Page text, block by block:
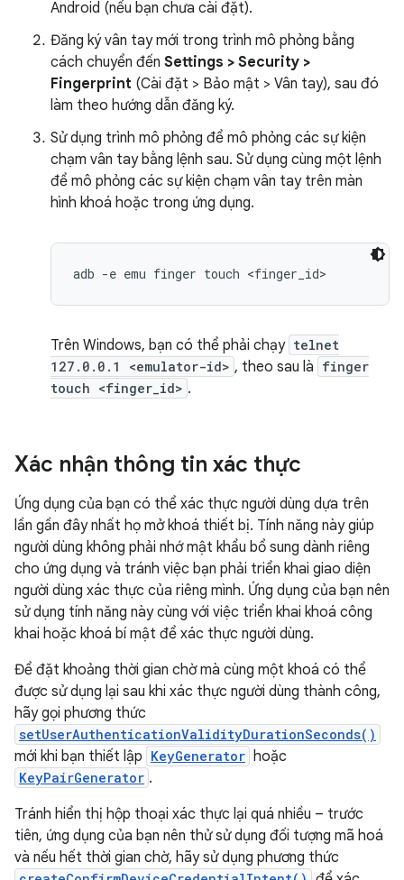
Android (nếu bạn chưa cài đặt).
Đăng ký vân tay mới trong trình mô phỏng bằng
cách chuyển đến Settings > Security >
Fingerprint (Cài đặt > Bảo mật > Vân tay), sau đó
làm theo hướng dẫn đăng ký.
Sử dụng trình mô phỏng để mô phỏng các sự kiện
chạm vân tay bằng lệnh sau. Sử dụng cùng một lệnh
để mô phỏng các sự kiện chạm vân tay trên màn
hình khoá hoặc trong ứng dụng.
Trên Windows, bạn có thể phải chạy telnet
127.0.0.1 <emulator-id> , theo sau là finger
touch <finger_id> .
Xác nhận thông tin xác thực
Ứng dụng của bạn có thể xác thực người dùng dựa trên
lần gần đây nhất họ mở khoá thiết bị. Tính năng này giúp
người dùng không phải nhớ mật khẩu bổ sung dành riêng
cho ứng dụng và tránh việc bạn phải triển khai giao diện
người dùng xác thực của riêng mình. Ứng dụng của bạn nên
sử dụng tính năng này cùng với việc triển khai khoá công
khai hoặc khoá bí mật để xác thực người dùng.
Để đặt khoảng thời gian chờ mà cùng một khoá có thể
được sử dụng lại sau khi xác thực người dùng thành công,
hãy gọi phương thức
setUserAuthenticationValidityDurationSeconds()
mới khi bạn thiết lập KeyGenerator hoặc
KeyPairGenerator .
Tránh hiển thị hộp thoại xác thực lại quá nhiều – trước
tiên, ứng dụng của bạn nên thử sử dụng đối tượng mã hoá
và nếu hết thời gian chờ, hãy sử dụng phương thức